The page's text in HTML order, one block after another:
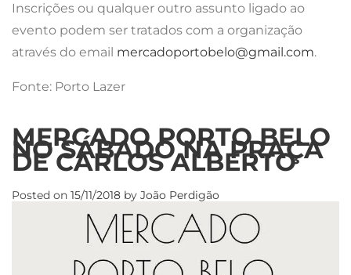
Inscrições ou qualquer outro assunto ligado ao
evento podem ser tratados com a organização
através do email mercadoportobelo@gmail.com.
Fonte: Porto Lazer
MERCADO PORTO BELO
NO SÁBADO NA PRAÇA
DE CARLOS ALBERTO
Posted on 15/11/2018 by João Perdigão